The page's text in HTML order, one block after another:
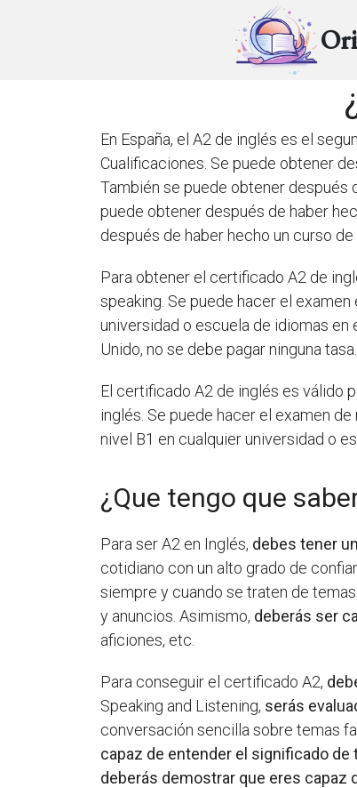
En España, el A2 de inglés es el
Cualificaciones. Se puede obtener
También se puede obtener después
puede obtener después de haber
después de haber hecho un curso
Para obtener el certificado A2 de
speaking. Se puede hacer el
universidad o escuela de idiomas en
Unido, no se debe pagar ninguna tasa.
El certificado A2 de inglés es válido
inglés. Se puede hacer el examen
nivel B1 en cualquier universidad o
¿Que tengo que
Para ser A2 en Inglés, debes tener
cotidiano con un alto grado de
siempre y cuando se traten de
y anuncios. Asimismo, deberás ser
aficiones, etc.
Para conseguir el certificado A2,
Speaking and Listening, serás
conversación sencilla sobre temas
capaz de entender el significado
deberás demostrar que eres capaz